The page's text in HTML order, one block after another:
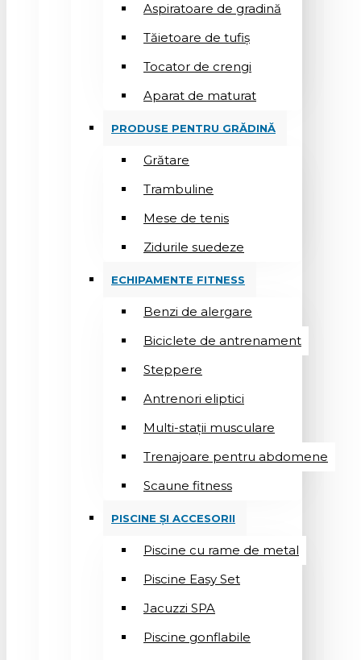
Aspiratoare de gradină
Tăietoare de tufiș
Tocator de crengi
Aparat de maturat
PRODUSE PENTRU GRĂDINĂ
Grătare
Trambuline
Mese de tenis
Zidurile suedeze
ECHIPAMENTE FITNESS
Benzi de alergare
Biciclete de antrenament
Steppere
Antrenori eliptici
Multi-stații musculare
Trenajoare pentru abdomene
Scaune fitness
PISCINE ȘI ACCESORII
Piscine cu rame de metal
Piscine Easy Set
Jacuzzi SPA
Piscine gonflabile